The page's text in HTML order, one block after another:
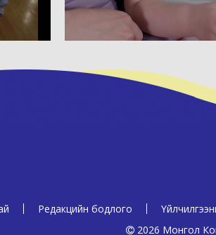
Редакцийн бодлого
2026 Монгол